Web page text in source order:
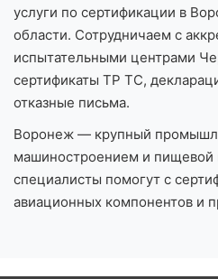
услуги по сертификации в
области. Сотрудничаем с
испытательными центрами
сертификаты ТР ТС,
отказные письма.
Воронеж — крупный
машиностроением и
специалисты помогут с
авиационных компонентов и